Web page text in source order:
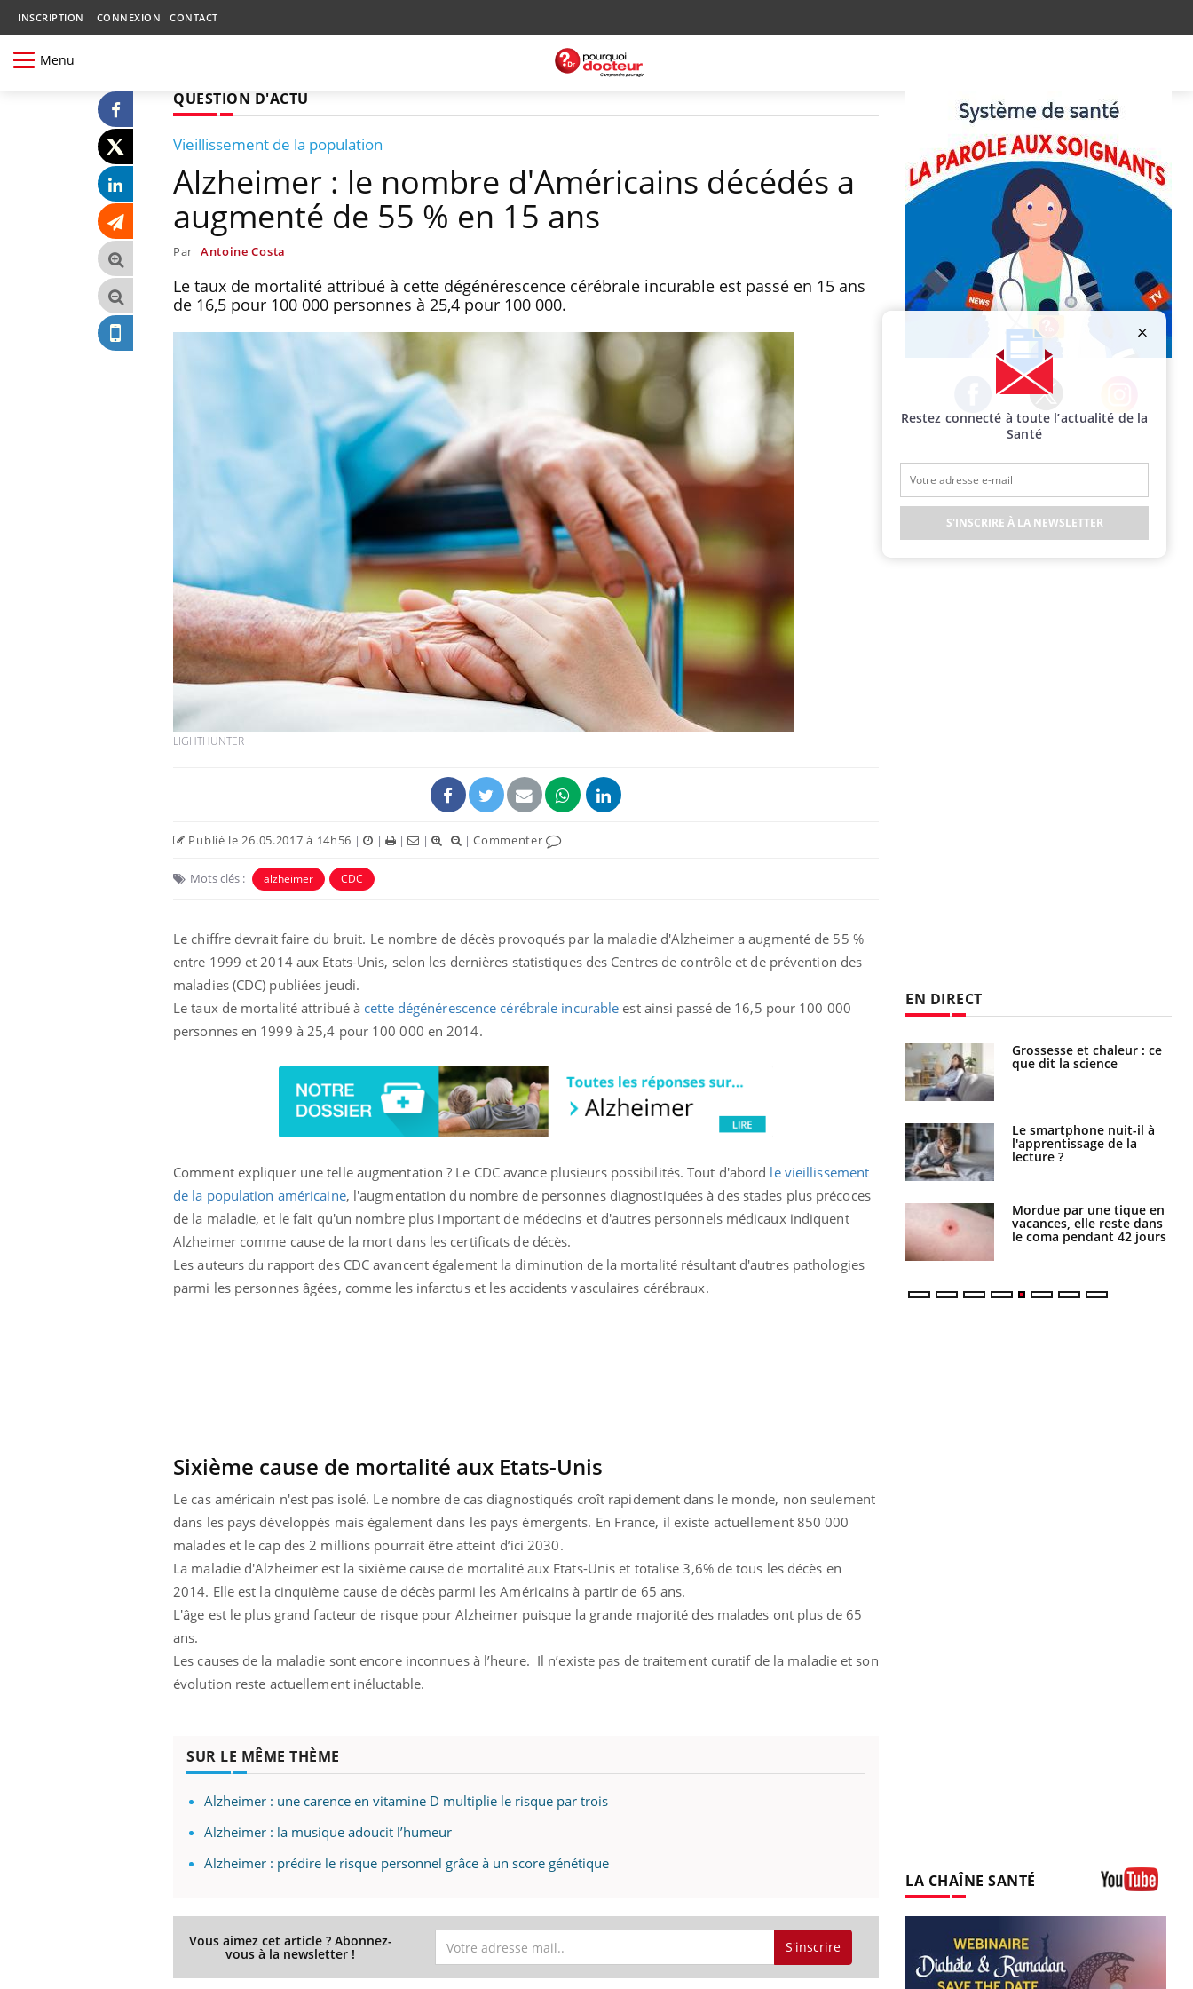
INSCRIPTION CONNEXION CONTACT
Menu
QUESTION D'ACTU
Vieillissement de la population
Alzheimer : le nombre d'Américains décédés a
augmenté de 55 % en 15 ans
Par Antoine Costa
Le taux de mortalité attribué à cette dégénérescence cérébrale incurable est passé en 15 ans
de 16,5 pour 100 000 personnes à 25,4 pour 100 000.
LIGHTHUNTER
Publié le 26.05.2017 à 14h56 | | | | |Commenter
Mots clés : alzheimer CDC
Le chiffre devrait faire du bruit. Le nombre de décès provoqués par la maladie d'Alzheimer a augmenté de 55 %
entre 1999 et 2014 aux Etats-Unis, selon les dernières statistiques des Centres de contrôle et de prévention des
maladies (CDC) publiées jeudi.
Le taux de mortalité attribué à cette dégénérescence cérébrale incurable est ainsi passé de 16,5 pour 100 000
personnes en 1999 à 25,4 pour 100 000 en 2014.
Comment expliquer une telle augmentation ? Le CDC avance plusieurs possibilités. Tout d'abord le vieillissement
de la population américaine, l'augmentation du nombre de personnes diagnostiquées à des stades plus précoces
de la maladie, et le fait qu'un nombre plus important de médecins et d'autres personnels médicaux indiquent
Alzheimer comme cause de la mort dans les certificats de décès.
Les auteurs du rapport des CDC avancent également la diminution de la mortalité résultant d'autres pathologies
parmi les personnes âgées, comme les infarctus et les accidents vasculaires cérébraux.
Sixième cause de mortalité aux Etats-Unis
Le cas américain n'est pas isolé. Le nombre de cas diagnostiqués croît rapidement dans le monde, non seulement
dans les pays développés mais également dans les pays émergents. En France, il existe actuellement 850 000
malades et le cap des 2 millions pourrait être atteint d’ici 2030.
La maladie d'Alzheimer est la sixième cause de mortalité aux Etats-Unis et totalise 3,6% de tous les décès en
2014. Elle est la cinquième cause de décès parmi les Américains à partir de 65 ans.
L'âge est le plus grand facteur de risque pour Alzheimer puisque la grande majorité des malades ont plus de 65
ans.
Les causes de la maladie sont encore inconnues à l’heure. Il n’existe pas de traitement curatif de la maladie et son
évolution reste actuellement inéluctable.
SUR LE MÊME THÈME
Alzheimer : une carence en vitamine D multiplie le risque par trois
Alzheimer : la musique adoucit l’humeur
Alzheimer : prédire le risque personnel grâce à un score génétique
Vous aimez cet article ? Abonnez-
vous à la newsletter ! S'inscrire
Facebook Twitter Instagram
EN DIRECT
West Nile : que se passe-
protègent-ils aussi les os
Cytomégalovirus : ce qui
change dans la prise en
charge des femmes
enceintes
de dormir la nuit ?
VIH : la fin du comprimé
tous les jours se profile-t-
Pourquoi votre ventre
gâche-t-il les premiers
jours de vos vacances ?
Le Viagra pourrait-il
Pourquoi manger moins
de protéines pourrait
Grossesse et chaleur : ce
que dit la science
Le smartphone nuit-il à
l'apprentissage de la
lecture ?
Mordue par une tique en
vacances, elle reste dans
le coma pendant 42 jours
LA CHAÎNE SANTÉ
Carence en fer : comprendre pour
Youtube
Restez connecté à toute l’actualité de la
Santé
S'INSCRIRE À LA NEWSLETTER